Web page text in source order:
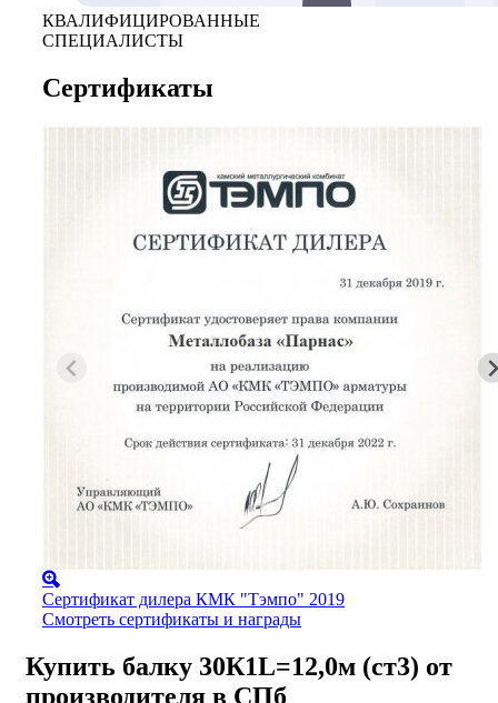
КВАЛИФИЦИРОВАННЫЕ
СПЕЦИАЛИСТЫ
Сертификаты
Сертификат дилера КМК "Тэмпо" 2019
Смотреть сертификаты и награды
Купить балку 30К1L=12,0м (ст3) от
производителя в СПб